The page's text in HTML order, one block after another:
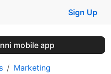
Sign Up
mobile app
Marketing